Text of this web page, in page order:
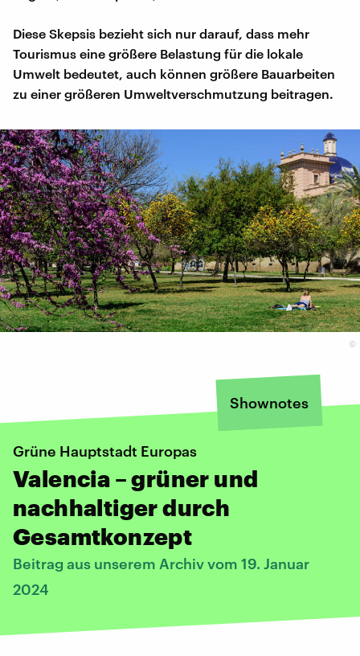
Diese Skepsis bezieht sich nur darauf, dass mehr
Tourismus eine größere Belastung für die lokale
Umwelt bedeutet, auch können größere Bauarbeiten
zu einer größeren Umweltverschmutzung beitragen.
©
Shownotes
Grüne Hauptstadt Europas
Valencia – grüner und
nachhaltiger durch
Gesamtkonzept
Beitrag aus unserem Archiv vom 19. Januar
2024